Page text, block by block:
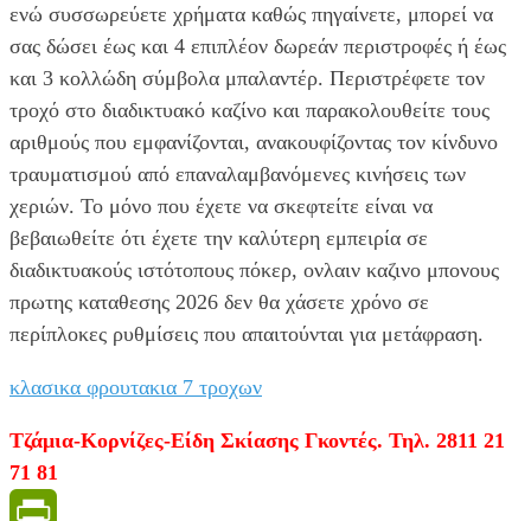
ενώ συσσωρεύετε χρήματα καθώς πηγαίνετε, μπορεί να
σας δώσει έως και 4 επιπλέον δωρεάν περιστροφές ή έως
και 3 κολλώδη σύμβολα μπαλαντέρ. Περιστρέφετε τον
τροχό στο διαδικτυακό καζίνο και παρακολουθείτε τους
αριθμούς που εμφανίζονται, ανακουφίζοντας τον κίνδυνο
τραυματισμού από επαναλαμβανόμενες κινήσεις των
χεριών. Το μόνο που έχετε να σκεφτείτε είναι να
βεβαιωθείτε ότι έχετε την καλύτερη εμπειρία σε
διαδικτυακούς ιστότοπους πόκερ, ονλαιν καζινο μπονους
πρωτης καταθεσης 2026 δεν θα χάσετε χρόνο σε
περίπλοκες ρυθμίσεις που απαιτούνται για μετάφραση.
κλασικα φρουτακια 7 τροχων
Τζάμια-Κορνίζες-Είδη Σκίασης Γκοντές. Τηλ. 2811 21
71 81